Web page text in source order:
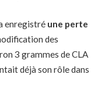
enregistré une perte
des
3 grammes de CLA
déjà son rôle dans